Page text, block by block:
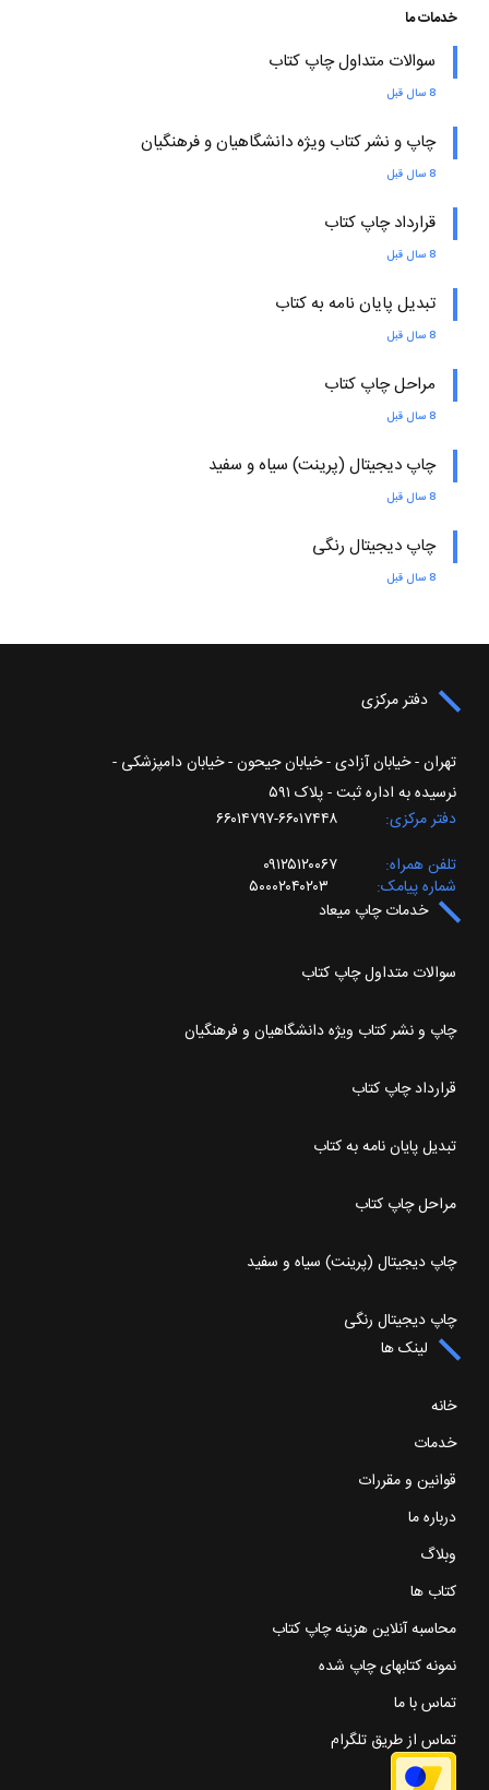
خدمات ما
سوالات متداول چاپ کتاب
8 سال قبل
چاپ و نشر کتاب ویژه دانشگاهیان و فرهنگیان
8 سال قبل
قرارداد چاپ کتاب
8 سال قبل
تبدیل پایان نامه به کتاب
8 سال قبل
مراحل چاپ کتاب
8 سال قبل
چاپ دیجیتال (پرینت) سیاه و سفید
8 سال قبل
چاپ دیجیتال رنگی
8 سال قبل
دفتر مرکزی
تهران - خیابان آزادی - خیابان جیحون - خیابان دامپزشکی -
نرسیده به اداره ثبت - پلاک ۵۹۱
دفتر مرکزی
۶۶۰۱۷۴۴۸-۶۶۰۱۴۷۹۷
تلفن همراه
۰۹۱۲۵۱۲۰۰۶۷
شماره پیامک
۵۰۰۰۲۰۴۰۲۰۳
خدمات چاپ میعاد
سوالات متداول چاپ کتاب
چاپ و نشر کتاب ویژه دانشگاهیان و فرهنگیان
قرارداد چاپ کتاب
تبدیل پایان نامه به کتاب
مراحل چاپ کتاب
چاپ دیجیتال (پرینت) سیاه و سفید
چاپ دیجیتال رنگی
لینک ها
خانه
خدمات
قوانین و مقررات
درباره ما
وبلاگ
کتاب ها
محاسبه آنلاین هزینه چاپ کتاب
نمونه کتابهای چاپ شده
تماس با ما
تماس از طریق تلگرام